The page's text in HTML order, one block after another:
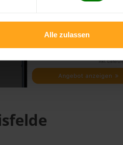
Alle zulassen